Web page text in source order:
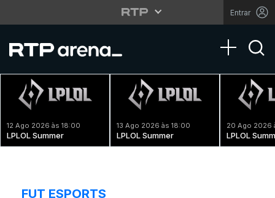
Entrar
Toggle
12 Ago 2026 às 18:00
LPLOL Summer
13 Ago 2026 às 18:00
LPLOL Summer
20 Ago 2026
LPLOL
FUT ESPORTS